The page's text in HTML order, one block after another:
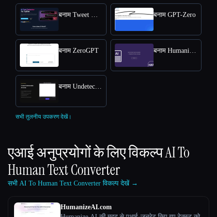
बनाम Tweet Detective बनाम GPT-Zero
बनाम ZeroGPT बनाम Humanize AI Text
बनाम Undetectable AI
सभी तुलनीय उपकरण देखें।
एआई अनुप्रयोगों के लिए विकल्पAI To
Human Text Converter
सभी AI To Human Text Converter विकल्प देखें →
HumanizeAI.com